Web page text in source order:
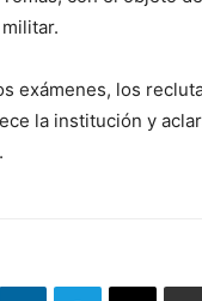
exámenes, los
la institución y